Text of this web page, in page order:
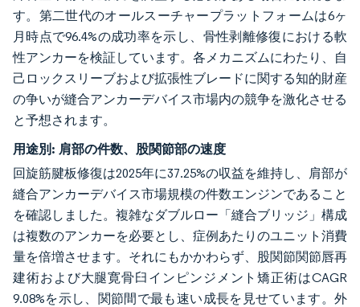
す。第二世代のオールスーチャープラットフォームは6ヶ
月時点で96.4%の成功率を示し、骨性剥離修復における軟
性アンカーを検証しています。各メカニズムにわたり、自
己ロックスリーブおよび拡張性ブレードに関する知的財産
の争いが縫合アンカーデバイス市場内の競争を激化させる
と予想されます。
用途別: 肩部の件数、股関節部の速度
回旋筋腱板修復は2025年に37.25%の収益を維持し、肩部が
縫合アンカーデバイス市場規模の件数エンジンであること
を確認しました。複雑なダブルロー「縫合ブリッジ」構成
は複数のアンカーを必要とし、症例あたりのユニット消費
量を倍増させます。それにもかかわらず、股関節関節唇再
建術および大腿寛骨臼インピンジメント矯正術はCAGR
9.08%を示し、関節間で最も速い成長を見せています。外